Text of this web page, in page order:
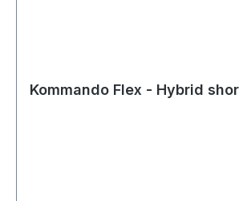
Kommando Flex - Hybrid